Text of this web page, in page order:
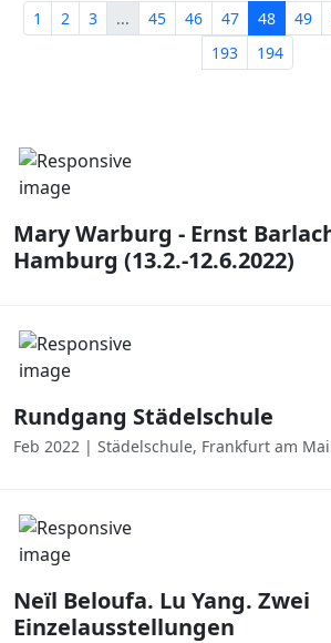
1 2 3 ... 45 46 47 48 49
193
194
Mary Warburg - Ernst
Hamburg (13.2.-12.6.2022)
Rundgang Städelschule
Feb 2022 | Städelschule, Frankfurt am
Neïl Beloufa. Lu Yang. Zwei
Einzelausstellungen